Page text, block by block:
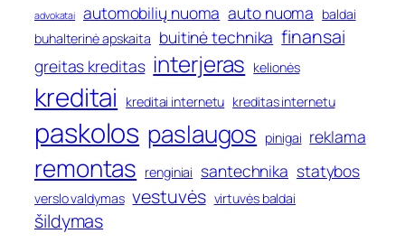
advokatai automobilių nuoma auto nuoma baldai
buhalterinė apskaita buitinė technika finansai
greitas kreditas interjeras kelionės
kreditai kreditai internetu kreditas internetu
paskolos paslaugos pinigai reklama
remontas renginiai santechnika statybos
verslo valdymas vestuvės virtuvės baldai
šildymas